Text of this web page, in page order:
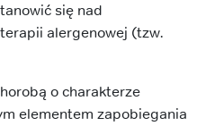
się nad
alergenowej (tzw.
o charakterze
elementem zapobiegania